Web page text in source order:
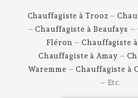
Chauffagiste à Trooz –
–Chauffagiste à Beaufays –
Fléron –Chauffagiste
Chauffagiste à Amay –
Waremme –Chauffagiste à
– Etc.